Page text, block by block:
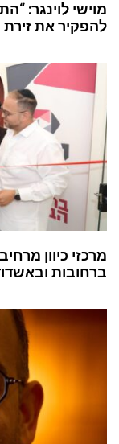
מוישי לוינגר:
להפקיר את זירת
מרכזי כיוון
ברחובות